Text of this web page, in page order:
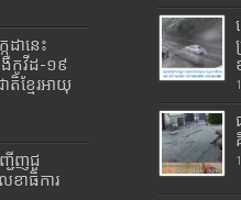
ដានេះ
កូវីដ-១៩
ខ្មែរអាយុ
ើញជួ
ខាធិការ